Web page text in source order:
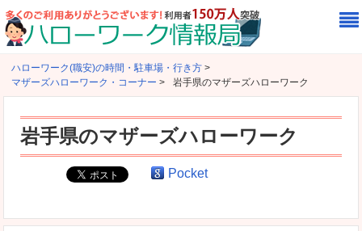
ハローワーク(職安)の時間・駐車場・行き方 >
マザーズハローワーク・コーナー > 岩手県のマザーズハローワーク
岩手県のマザーズハローワーク
Pocket